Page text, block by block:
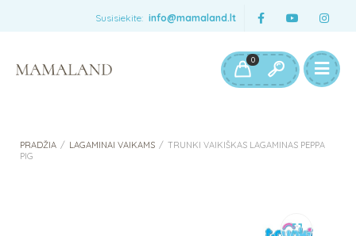
Susisiekite: info@mamaland.lt
0
PRADŽIA / LAGAMINAI VAIKAMS / TRUNKI VAIKIŠKAS LAGAMINAS PEPPA
PIG